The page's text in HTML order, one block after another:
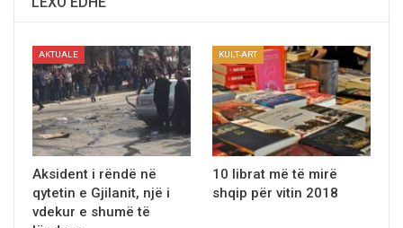
AKTUALE
Aksident i rëndë në
qytetin e Gjilanit, një i
vdekur e shumë të
KULT-ART
10 librat më të mirë
shqip për vitin 2018